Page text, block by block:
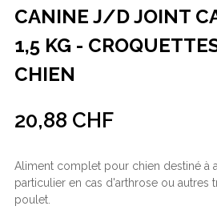
CANINE J/D JOINT
1,5 KG -
CHIEN
20,88 CHF
Aliment complet pour chien destiné à
particulier en cas d'arthrose ou autres
poulet.